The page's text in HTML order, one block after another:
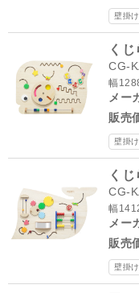
壁掛
くじ
CG-
幅
メー
販売
壁掛
くじ
CG-
幅
メー
販売
壁掛